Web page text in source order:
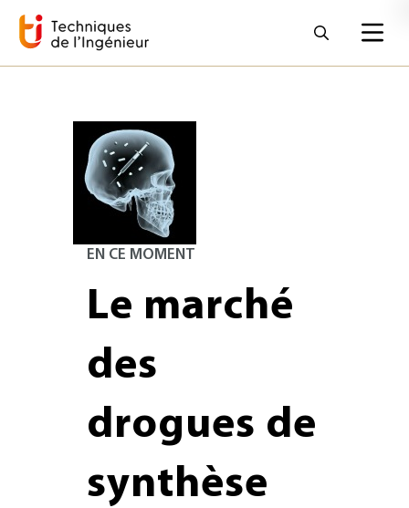
EN CE MOMENT
Le marché
des
drogues de
synthèse